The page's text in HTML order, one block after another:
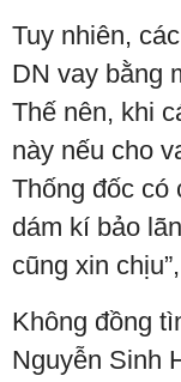
Tuy nhiên,
DN vay bằng
Thế nên, khi
này nếu cho
Thống đốc có
dám kí bảo
cũng xin
Không đồng
Nguyễn Sinh